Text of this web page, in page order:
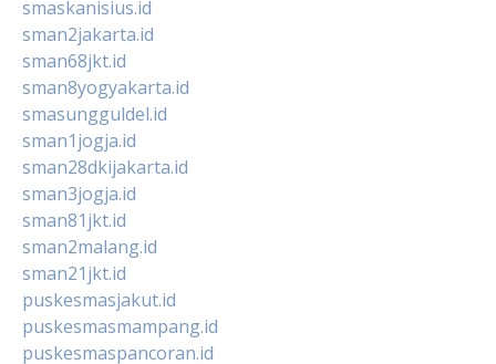
smaskanisius.id
sman2jakarta.id
sman68jkt.id
sman8yogyakarta.id
smasungguldel.id
sman1jogja.id
sman28dkijakarta.id
sman3jogja.id
sman81jkt.id
sman2malang.id
sman21jkt.id
puskesmasjakut.id
puskesmasmampang.id
puskesmaspancoran.id